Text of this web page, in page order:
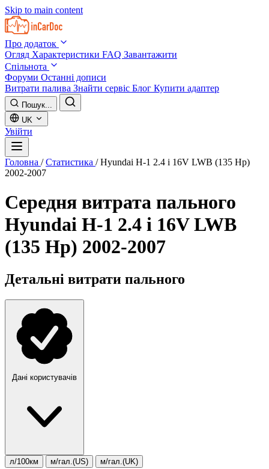
Skip to main content
Про додаток
Огляд Характеристики FAQ Завантажити
Спільнота
Форуми Останні дописи
Витрати палива Знайти сервіс Блог Купити адаптер
Пошук...
UK
Увійти
Головна / Статистика / Hyundai H-1 2.4 i 16V LWB (135 Hp)
2002-2007
Середня витрата пального
Hyundai H-1 2.4 i 16V LWB
(135 Hp) 2002-2007
Детальні витрати пального
Дані користувачів
л/100км м/гал.(US) м/гал.(UK)